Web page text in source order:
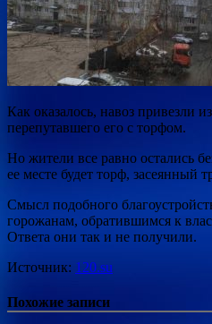
Как оказалось, навоз привезли
перепутавшего его с торфом.
Но жители все равно остались
ее месте будет торф, засеянный
Смысл подобного
горожанам, обратившимся к
Ответа они так и не получили.
Источник: 120.su
Похожие записи